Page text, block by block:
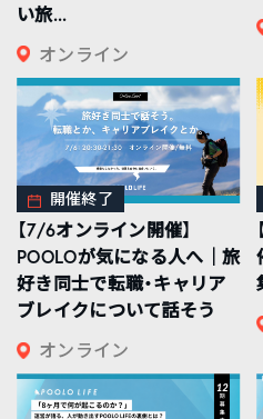
い旅...
オンライン
開催終了
【7/6オンライン開催】
POOLOが気になる人へ｜旅
好き同士で転職・キャリア
ブレイクについて話そう
オンライン